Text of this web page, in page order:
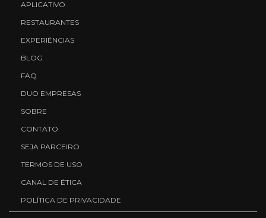
APLICATIVO
RESTAURANTES
EXPERIÊNCIAS
BLOG
FAQ
DUO EMPRESAS
SOBRE
CONTATO
SEJA PARCEIRO
TERMOS DE USO
CANAL DE ÉTICA
POLÍTICA DE PRIVACIDADE